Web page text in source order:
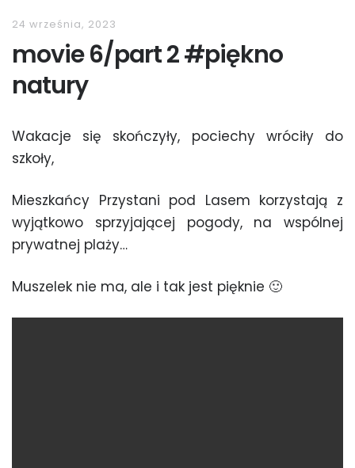
24 września, 2023
movie 6/part 2 #piękno
natury
Wakacje się skończyły, pociechy wróciły do
szkoły,
Mieszkańcy Przystani pod Lasem korzystają z
wyjątkowo sprzyjającej pogody, na wspólnej
prywatnej plaży…
Muszelek nie ma, ale i tak jest pięknie 🙂